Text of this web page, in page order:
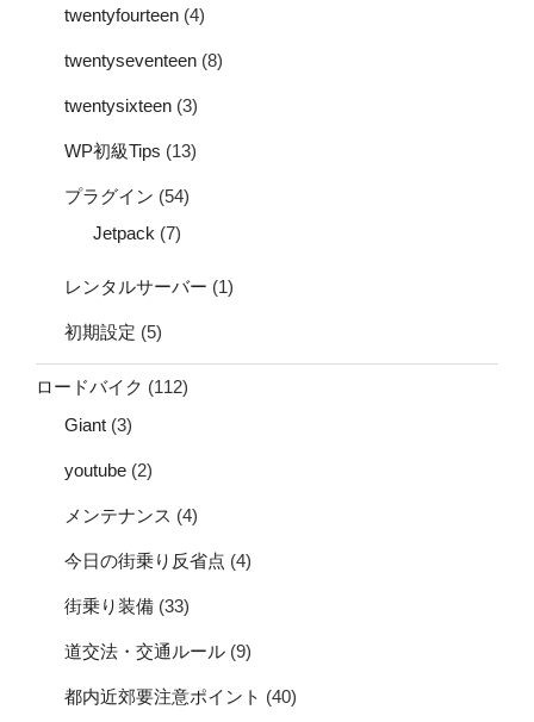
twentyfourteen (4)
twentyseventeen (8)
twentysixteen (3)
WP初級Tips (13)
プラグイン (54)
Jetpack (7)
レンタルサーバー (1)
初期設定 (5)
ロードバイク (112)
Giant (3)
youtube (2)
メンテナンス (4)
今日の街乗り反省点 (4)
街乗り装備 (33)
道交法・交通ルール (9)
都内近郊要注意ポイント (40)